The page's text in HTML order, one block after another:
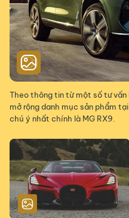
Theo thông tin từ một số tư vấn
mở rộng danh mục sản phẩm
chú ý nhất chính là MG RX9.